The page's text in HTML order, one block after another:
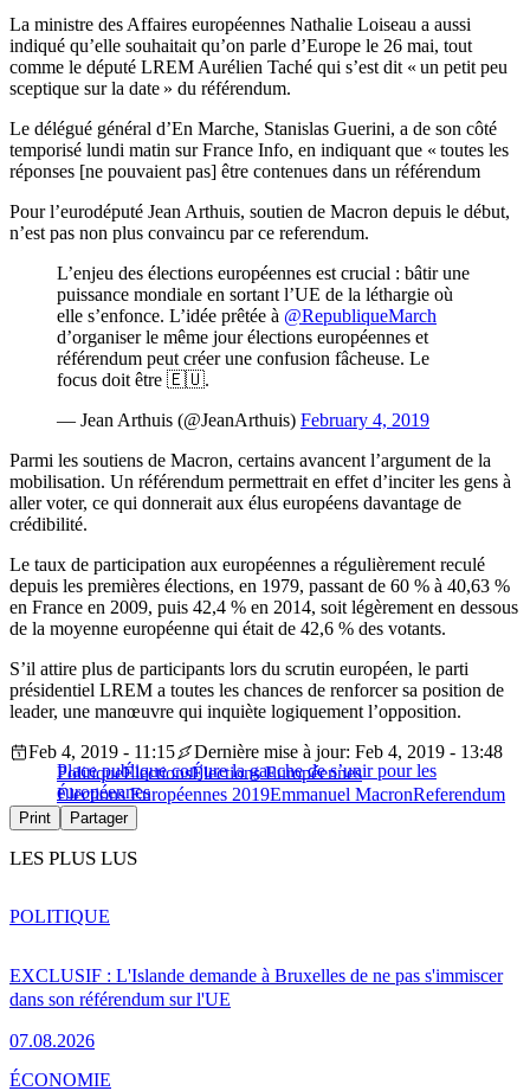
La ministre des Affaires européennes Nathalie Loiseau a aussi
indiqué qu’elle souhaitait qu’on parle d’Europe le 26 mai, tout
comme le député LREM Aurélien Taché qui s’est dit « un petit peu
sceptique sur la date » du référendum.
Le délégué général d’En Marche, Stanislas Guerini, a de son côté
temporisé lundi matin sur France Info, en indiquant que « toutes les
réponses [ne pouvaient pas] être contenues dans un référendum
Pour l’eurodéputé Jean Arthuis, soutien de Macron depuis le début,
n’est pas non plus convaincu par ce referendum.
L’enjeu des élections européennes est crucial : bâtir une
puissance mondiale en sortant l’UE de la léthargie où
elle s’enfonce. L’idée prêtée à @RepubliqueMarch
d’organiser le même jour élections européennes et
référendum peut créer une confusion fâcheuse. Le
focus doit être 🇪🇺.
— Jean Arthuis (@JeanArthuis) February 4, 2019
Parmi les soutiens de Macron, certains avancent l’argument de la
mobilisation. Un référendum permettrait en effet d’inciter les gens à
aller voter, ce qui donnerait aux élus européens davantage de
crédibilité.
Le taux de participation aux européennes a régulièrement reculé
depuis les premières élections, en 1979, passant de 60 % à 40,63 %
en France en 2009, puis 42,4 % en 2014, soit légèrement en dessous
de la moyenne européenne qui était de 42,6 % des votants.
S’il attire plus de participants lors du scrutin européen, le parti
présidentiel LREM a toutes les chances de renforcer sa position de
leader, une manœuvre qui inquiète logiquement l’opposition.
Place publique conjure la gauche de s’unir pour les
européennes
Feb 4, 2019 - 11:15
Dernière mise à jour: Feb 4, 2019 - 13:48
PolitiqueÉlectionsÉlections Européennes
Élections Européennes 2019Emmanuel MacronReferendum
Print Partager
LES PLUS LUS
EXCLUSIF : L'Islande demande à Bruxelles de ne pas s'immiscer
dans son référendum sur l'UE
07.08.2026
POLITIQUE
ÉCONOMIE